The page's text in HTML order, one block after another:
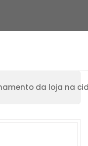
da loja na